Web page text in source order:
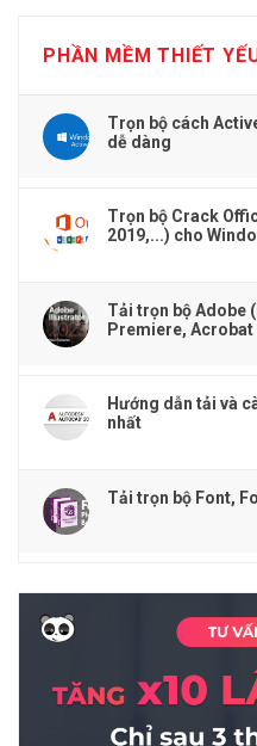
PHẦN MỀM THIẾT
Trọn bộ cách
dễ dàng
Trọn bộ Crack
2019,...) cho
Tải trọn bộ Adobe
Premiere, Acrobat
Hướng dẫn tải và
nhất
Tải trọn bộ Font,